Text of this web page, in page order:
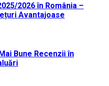
2026 în România –
Avantajoase
Bune Recenzii în